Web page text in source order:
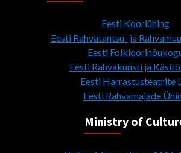
Eesti Kooriühing
Eesti Rahvatantsu- ja
Eesti
Eesti Rahvakunsti ja
Eesti Harrastusteatrite
Eesti Rahvamajade
Ministry of